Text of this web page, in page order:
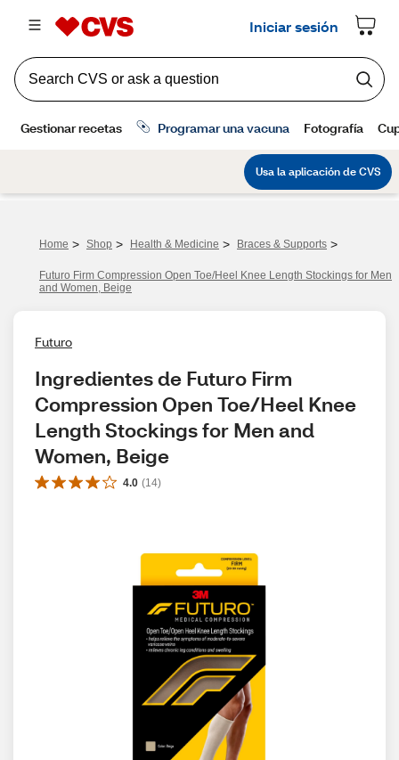
Home > Shop > Health & Medicine > Braces & Supports >
Futuro Firm Compression Open Toe/Heel Knee Length Stockings for Men
and Women, Beige
Futuro
Ingredientes de Futuro Firm
Compression Open Toe/Heel Knee
Length Stockings for Men and
Women, Beige
4.0 (14)